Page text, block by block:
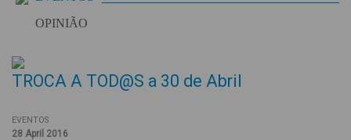
OPINIÃO
TROCA A TOD@S a 30 de Abril
EVENTOS
28 April 2016